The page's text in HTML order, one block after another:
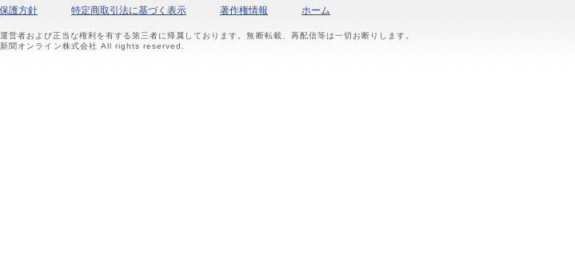
護方針 特定商取引法に基づく表示 著作権情報 ホーム
者および正当な権利を有する第三者に帰属しております。無断転載、再配信等は一切お断りします。
聞オンライン株式会社 All rights reserved.